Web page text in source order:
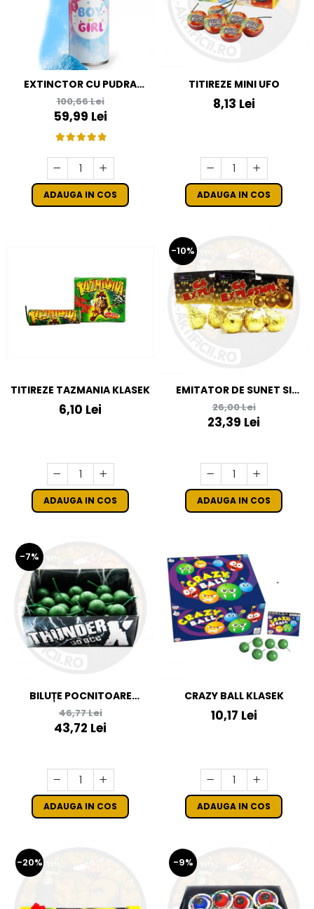
EXTINCTOR CU PUDRA
COLORATA ALBASTRA
GENDER REVEAL
100,66 Lei
59,99 Lei
ADAUGA IN COS
TITIREZE MINI UFO
8,13 Lei
ADAUGA IN COS
TITIREZE TAZMANIA KLASEK
6,10 Lei
ADAUGA IN COS
-10%
EMITATOR DE SUNET SI
LUMINA FS4 - ARTIFICII C4
26,00 Lei
23,39 Lei
ADAUGA IN COS
-7%
BILUȚE POCNITOARE
THUNDER X
46,77 Lei
43,72 Lei
ADAUGA IN COS
CRAZY BALL KLASEK
10,17 Lei
ADAUGA IN COS
-20% -9%